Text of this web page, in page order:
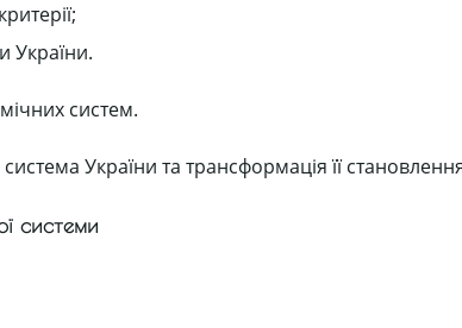
України.
систем.
України та трансформація її
системи